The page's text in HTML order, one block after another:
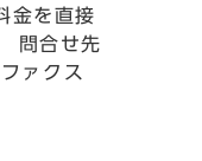
金を直接
問合せ先
ァクス